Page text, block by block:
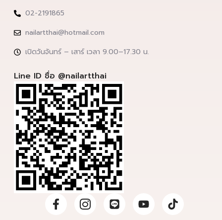
02-2191865
nailartthai@hotmail.com
เปิดวันจันทร์ – เสาร์ เวลา 9.00–17.30 น.
Line ID ชื่อ @nailartthai